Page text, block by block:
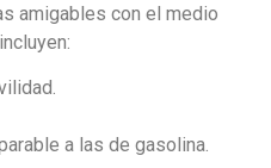
amigables con el medio
a las de gasolina.